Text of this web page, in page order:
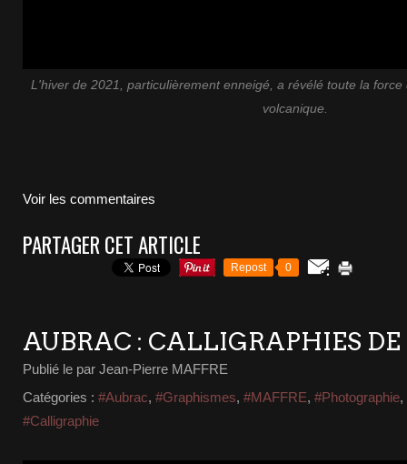
L'hiver de 2021, particulièrement enneigé, a révélé toute la
volcanique.
Voir les commentaires
PARTAGER CET ARTICLE
Repost 0
AUBRAC : CALLIGRAPHIES DE
Publié le par Jean-Pierre MAFFRE
Catégories : #Aubrac, #Graphismes, #MAFFRE, #Photographie,
#Calligraphie